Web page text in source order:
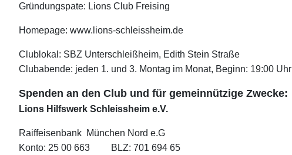
Gründungspate: Lions Club Freising
Homepage: www.lions-schleissheim.de
Clublokal: SBZ Unterschleißheim, Edith Stein Straße
Clubabende: jeden 1. und 3. Montag im Monat, Beginn: 19:00 Uhr
Spenden an den Club und für gemeinnützige Zwecke:
Lions Hilfswerk Schleissheim e.V.
Raiffeisenbank München Nord e.G
Konto: 25 00 663 BLZ: 701 694 65